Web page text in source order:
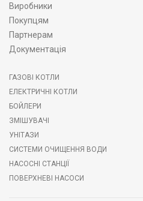
Виробники
Покупцям
Партнерам
Документація
ГАЗОВІ КОТЛИ
ЕЛЕКТРИЧНІ КОТЛИ
БОЙЛЕРИ
ЗМІШУВАЧІ
УНІТАЗИ
СИСТЕМИ ОЧИЩЕННЯ ВОДИ
НАСОСНІ СТАНЦІЇ
ПОВЕРХНЕВІ НАСОСИ